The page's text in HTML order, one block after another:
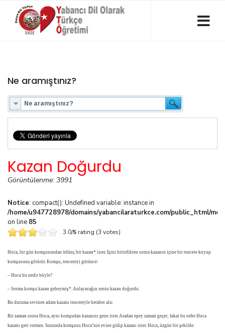
Ne aramıştınız?
Kazan Doğurdu
Görüntülenme: 3991
Notice: compact(): Undefined variable: instance in
/home/u947728978/domains/yabancilaraturkce.com/public_html/
on line 85
3.0/5 rating (3 votes)
Hoca, bir gün komşusundan ödünç bir kazan* ister. İşini bitirdikten sonra kazanın içine bir tencere koyup
komşusuna götürür. Komşu, tencereyi görünce:
– Hoca bu nedir böyle?
– Sorma komşu kazan gebeymiş*. Anlayacağın senin kazan doğurdu.
Bu duruma sevinen adam kazanı tencereyle beraber alır.
Bir zaman sonra Hoca, aynı komşudan kazanını gene ister. Aradan epey zaman geçer; fakat bu sefer Hoca
kazanı geri vermez. Sonunda komşusu Hoca’nın evine gidip kazanı ister. Hoca, üzgün bir şekilde: